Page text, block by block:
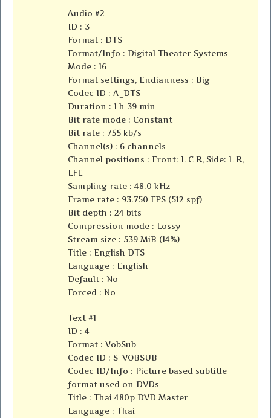
Audio #2
ID : 3
Format : DTS
Format/Info : Digital Theater Systems
Mode : 16
Format settings, Endianness : Big
Codec ID : A_DTS
Duration : 1 h 39 min
Bit rate mode : Constant
Bit rate : 755 kb/s
Channel(s) : 6 channels
Channel positions : Front: L C R, Side: L R,
LFE
Sampling rate : 48.0 kHz
Frame rate : 93.750 FPS (512 spf)
Bit depth : 24 bits
Compression mode : Lossy
Stream size : 539 MiB (14%)
Title : English DTS
Language : English
Default : No
Forced : No
Text #1
ID : 4
Format : VobSub
Codec ID : S_VOBSUB
Codec ID/Info : Picture based subtitle
format used on DVDs
Title : Thai 480p DVD Master
Language : Thai